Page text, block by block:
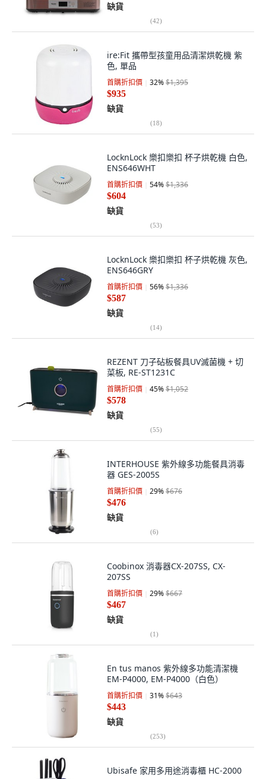
缺貨
(42)
ire:Fit 攜帶型孩童用品清潔烘乾機 紫
色, 單品
首購折扣價 32%$1,395
$935
缺貨
(18)
LocknLock 樂扣樂扣 杯子烘乾機 白色,
ENS646WHT
首購折扣價 54%$1,336
$604
缺貨
(53)
LocknLock 樂扣樂扣 杯子烘乾機 灰色,
ENS646GRY
首購折扣價 56%$1,336
$587
缺貨
(14)
REZENT 刀子砧板餐具UV滅菌機 + 切
菜板, RE-ST1231C
首購折扣價 45%$1,052
$578
缺貨
(55)
INTERHOUSE 紫外線多功能餐具消毒
器 GES-2005S
首購折扣價 29%$676
$476
缺貨
(6)
Coobinox 消毒器CX-207SS, CX-
207SS
首購折扣價 29%$667
$467
缺貨
(1)
En tus manos 紫外線多功能清潔機
EM-P4000, EM-P4000（白色）
首購折扣價 31%$643
$443
缺貨
(253)
Ubisafe 家用多用途消毒櫃 HC-2000